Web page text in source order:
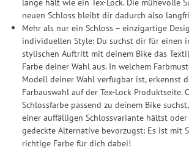
neuen Schloss bleibt dir dadurch also
Mehr als nur ein Schloss – einzigartige
individuellen Style: Du suchst dir für einen
stylischen Auftritt mit deinem Bike das
Farbe deiner Wahl aus. In welchem
Modell deiner Wahl verfügbar ist, erkennst
Farbauswahl auf der Tex-Lock Produktseite.
Schlossfarbe passend zu deinem Bike
einer auffälligen Schlossvariante hältst
gedeckte Alternative bevorzugst: Es ist mit
richtige Farbe für dich dabei!